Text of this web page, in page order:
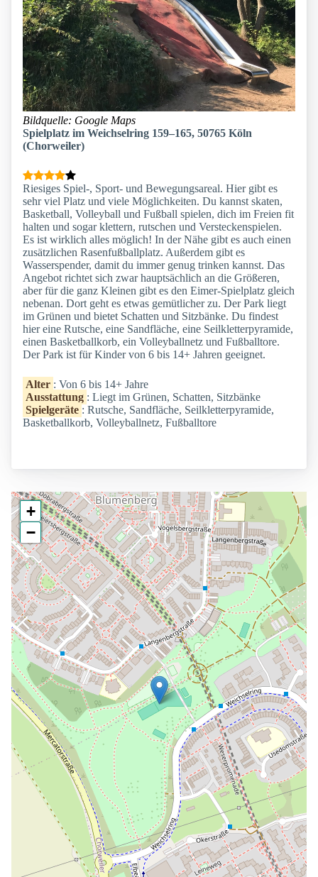
Bildquelle: Google Maps
Spielplatz im Weichselring 159–165, 50765 Köln
(Chorweiler)
Riesiges Spiel-, Sport- und Bewegungsareal. Hier gibt es
sehr viel Platz und viele Möglichkeiten. Du kannst skaten,
Basketball, Volleyball und Fußball spielen, dich im Freien fit
halten und sogar klettern, rutschen und Versteckenspielen.
Es ist wirklich alles möglich! In der Nähe gibt es auch einen
zusätzlichen Rasenfußballplatz. Außerdem gibt es
Wasserspender, damit du immer genug trinken kannst. Das
Angebot richtet sich zwar hauptsächlich an die Größeren,
aber für die ganz Kleinen gibt es den Eimer-Spielplatz gleich
nebenan. Dort geht es etwas gemütlicher zu. Der Park liegt
im Grünen und bietet Schatten und Sitzbänke. Du findest
hier eine Rutsche, eine Sandfläche, eine Seilkletterpyramide,
einen Basketballkorb, ein Volleyballnetz und Fußballtore.
Der Park ist für Kinder von 6 bis 14+ Jahren geeignet.
Alter : Von 6 bis 14+ Jahre
Ausstattung : Liegt im Grünen, Schatten, Sitzbänke
Spielgeräte : Rutsche, Sandfläche, Seilkletterpyramide,
Basketballkorb, Volleyballnetz, Fußballtore
+
−